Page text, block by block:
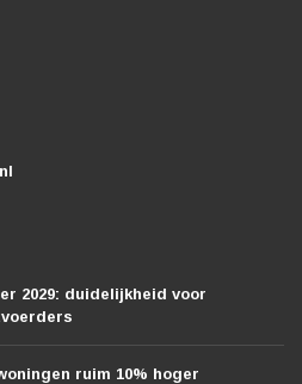
2029: duidelijkheid voor
ruim 10% hoger